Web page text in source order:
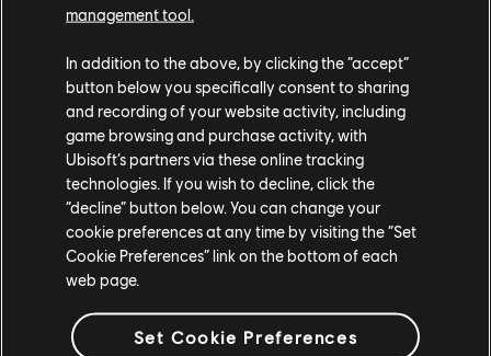
Wenn du The Crew 2 beispielsweise auf Xbox One und PC gespielt
Sammlungen von Xbox One und PC kombiniert und in dein
PlayStation®5-Spiel von The Crew Motorfest importiert.
F: Was passiert mit der Sammlung, die ich auf Stadia
gekauft habe?
Da alle Stadia-Dienste am 19. Januar 2023 eingestellt worden sind,
steht deine Fahrzeugsammlung für den Import auf dieser Plattform
nicht zur Verfügung.
F: Heißt das, dass ich mich mit Ubisoft Connect verbinden
muss, um The Crew Motorfest spielen zu können?
Ja! Um auf das Spiel zugreifen zu können, benötigst du ein Ubisoft-
management tool.
In addition to the above, by clicking the “accept”
button below you specifically consent to sharing
and recording of your website activity, including
game browsing and purchase activity, with
Ubisoft’s partners via these online tracking
technologies. If you wish to decline, click the
“decline” button below. You can change your
cookie preferences at any time by visiting the “Set
Cookie Preferences” link on the bottom of each
web page.
Set Cookie Preferences